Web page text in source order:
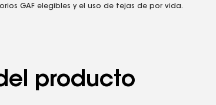
GAF elegibles y el uso de tejas de por vida.
producto